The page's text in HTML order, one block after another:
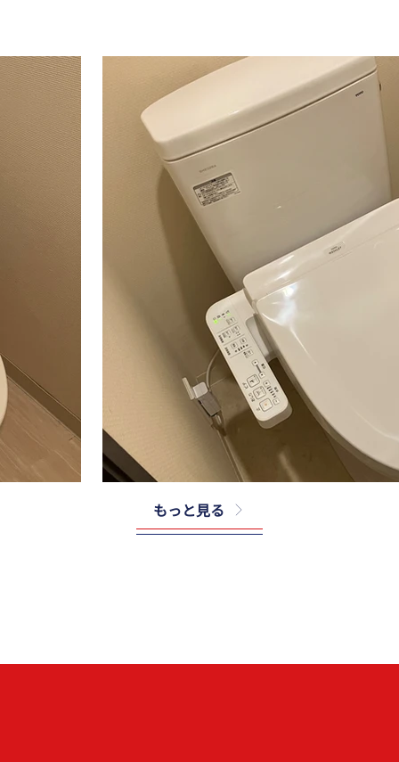
もっと見る